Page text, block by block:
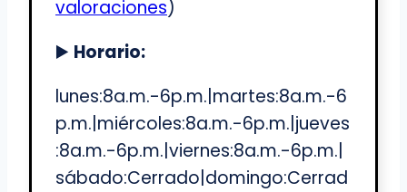
valoraciones)
▶️ Horario:
lunes:8a.m.-6p.m.|martes:8a.m.-6
p.m.|miércoles:8a.m.-6p.m.|jueves
:8a.m.-6p.m.|viernes:8a.m.-6p.m.|
sábado:Cerrado|domingo:Cerrad